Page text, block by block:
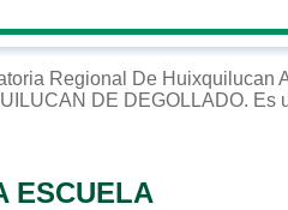
Regional De Huixquilucan
DE DEGOLLADO. Es
ESCUELA